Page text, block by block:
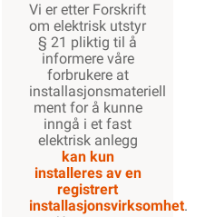
Vi er etter Forskrift
om elektrisk utstyr
§ 21 pliktig til å
informere våre
forbrukere at
installasjonsmateriell
ment for å kunne
inngå i et fast
elektrisk anlegg
kan kun
installeres av en
registrert
installasjonsvirksomhet.